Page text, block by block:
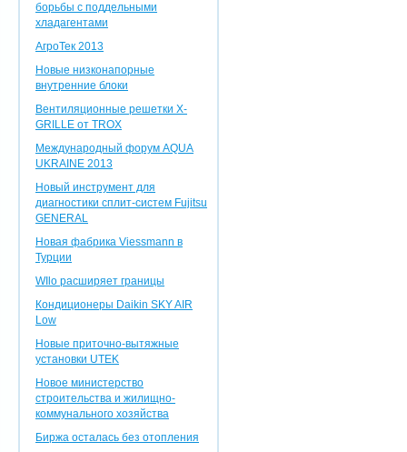
борьбы с поддельными
хладагентами
АгроТек 2013
Новые низконапорные
внутренние блоки
Вентиляционные решетки X-
GRILLE от TROX
Международный форум AQUA
UKRAINE 2013
Новый инструмент для
диагностики сплит-систем Fujitsu
GENERAL
Новая фабрика Viessmann в
Турции
WIlo расширяет границы
Кондиционеры Daikin SKY AIR
Low
Новые приточно-вытяжные
установки UTEK
Новое министерство
строительства и жилищно-
коммунального хозяйства
Биржа осталась без отопления